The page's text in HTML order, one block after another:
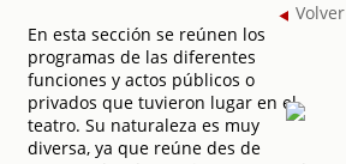
En esta sección se reúnen los
programas de las diferentes
funciones y actos públicos o
privados que tuvieron lugar en el
teatro. Su naturaleza es muy
diversa, ya que reúne des de
Volver